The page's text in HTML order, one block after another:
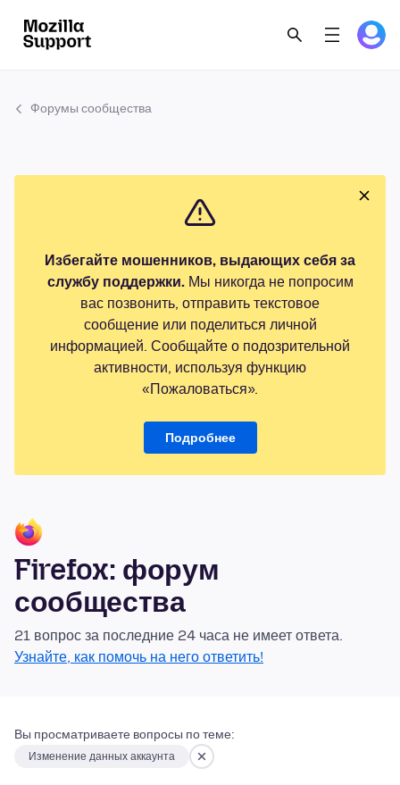
Форумы сообщества
Избегайте мошенников, выдающих себя за
службу поддержки.Мы никогда не попросим
вас позвонить, отправить текстовое
сообщение или поделиться личной
информацией. Сообщайте о подозрительной
активности, используя функцию
«Пожаловаться».
Подробнее
Firefox: форум
сообщества
21 вопрос за последние 24 часа не имеет ответа.
Узнайте, как помочь на него ответить!
Вы просматриваете вопросы по теме:
Изменение данных аккаунта